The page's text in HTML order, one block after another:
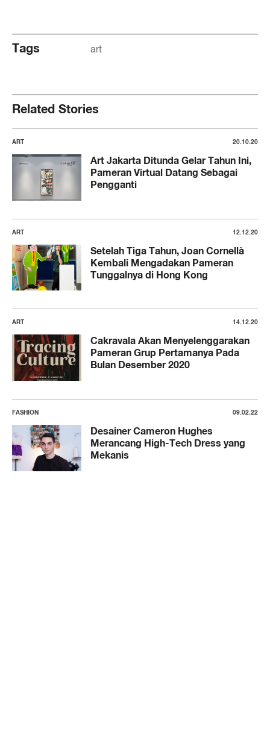
Tags art
Related Stories
ART 20.10.20
Art Jakarta Ditunda Gelar Tahun Ini,
Pameran Virtual Datang Sebagai
Pengganti
ART 12.12.20
Setelah Tiga Tahun, Joan Cornellà
Kembali Mengadakan Pameran
Tunggalnya di Hong Kong
ART 14.12.20
Cakravala Akan Menyelenggarakan
Pameran Grup Pertamanya Pada
Bulan Desember 2020
FASHION 09.02.22
Desainer Cameron Hughes
Merancang High-Tech Dress yang
Mekanis